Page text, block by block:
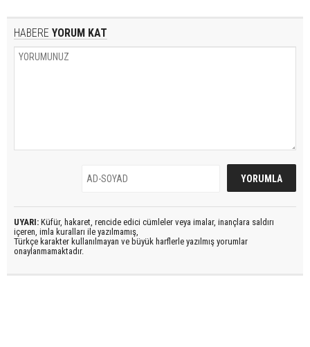
HABERE YORUM KAT
UYARI: Küfür, hakaret, rencide edici cümleler veya imalar, inançlara saldırı
içeren, imla kuralları ile yazılmamış,
Türkçe karakter kullanılmayan ve büyük harflerle yazılmış yorumlar
onaylanmamaktadır.